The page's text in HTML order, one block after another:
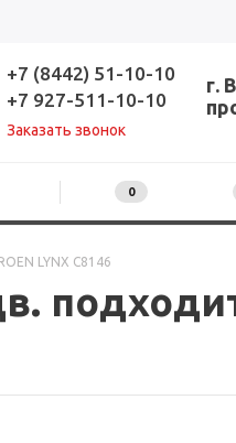
+7 (8442) 51-10-10
+7 927-511-10-10
Заказать звонок
г.
0
LYNX C8146